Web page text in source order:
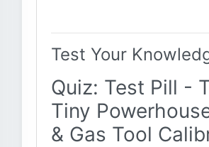
Test Your
Quiz: Test Pill -
Tiny
& Gas Tool